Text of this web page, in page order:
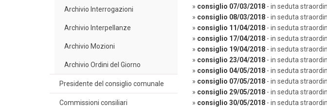
Archivio Interrogazioni
Archivio Interpellanze
Archivio Mozioni
Archivio Ordini del Giorno
Presidente del consiglio comunale
Commissioni consiliari
» consiglio 07/03/2018- in seduta
» consiglio 08/03/2018- in seduta
» consiglio 11/04/2018- in seduta
» consiglio 17/04/2018- in seduta
» consiglio 19/04/2018- in seduta
» consiglio 23/04/2018- in seduta
» consiglio 04/05/2018- in seduta
» consiglio 07/05/2018- in seduta
» consiglio 29/05/2018- in seduta
» consiglio 30/05/2018- in seduta